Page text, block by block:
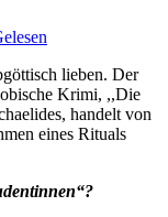
lieben. Der
Krimi, ,,Die
handelt von
eines Rituals